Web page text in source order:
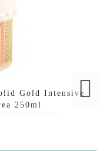
Gold Intensive
250ml